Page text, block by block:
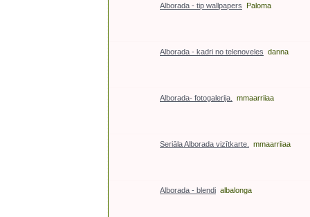
Alborada - tip wallpapers Paloma
Alborada - kadri no telenoveles danna
Alborada- fotogalerija. mmaarriiaa
Seriāla Alborada vizītkarte. mmaarriiaa
Alborada - blendi albalonga